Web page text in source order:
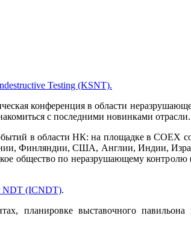
Testing (KSNT).
конференция в области
с последними новинками отрасли.
в области НК: на площадке в COEX
Финляндии, США, Англии, Индии,
общество по неразрушающему
NDT (ICNDT).
планировке выставочного